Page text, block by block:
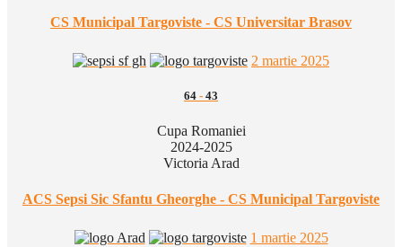
CS Municipal Targoviste - CS Universitar Brasov
2 martie 2025
64 - 43
Cupa Romaniei
2024-2025
Victoria Arad
ACS Sepsi Sic Sfantu Gheorghe - CS Municipal Targoviste
1 martie 2025